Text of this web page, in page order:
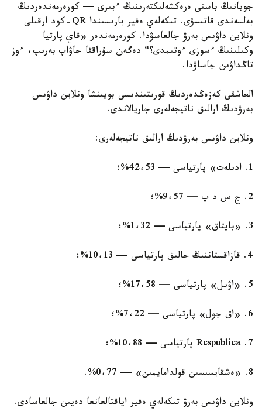
جوبانىڭ باستى ەرەكشەلىكتەرىنىڭ ءبىرى — كورەرمەندەردىڭ
بەلسەندى قاتىسۋى. تىكەلەي ەفير بارىسىندا QR-كود ارقىلى
ونلاين داۋىس بەرۋ جالعاسۋدا. كورەرمەندەر «قاي پارتيا
وكىلىنىڭ ءسوزى ءوتىمدى؟“ دەگەن سۇراققا جاۋاپ بەرىپ، ءوز
تاڭداۋىن جاساۋدا.
العاشقى كەزەڭدەردىڭ قورىتىندىسى بويىنشا ونلاين داۋىس
بەرۋدىڭ ارالىق ناتيجەلەرى جاريالاندى.
ونلاين داۋىس بەرۋدىڭ ارالىق ناتيجەلەرى:
1. ادىلەت» پارتياسى — 42،53%؛
2. ج س د پ — 9،57%؛
3. «بايتاق» پارتياسى — 1،32%؛
4. قازاقستاننىڭ حالىق پارتياسى — 10،13%؛
5. «اۋىل» پارتياسى — 17،58%؛
6. «اق جول» پارتياسى — 7،22%؛
7. Respublica پارتياسى — 10،88%؛
8. «ەشقايسىسىن قولدامايمىن» — 0،77%.
ونلاين داۋىس بەرۋ تىكەلەي ەفير اياقتالعانعا دەيىن جالعاسادى.